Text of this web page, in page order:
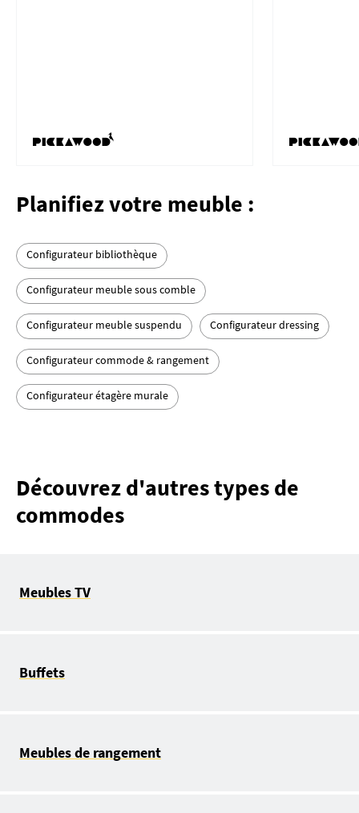
Planifiez votre meuble :
Configurateur bibliothèque
Configurateur meuble sous comble
Configurateur meuble suspendu Configurateur dressing
Configurateur commode & rangement
Configurateur étagère murale
Découvrez d'autres types de
commodes
Meubles TV
Buffets
Meubles de rangement